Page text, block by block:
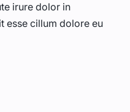
irure dolor in
esse cillum dolore eu